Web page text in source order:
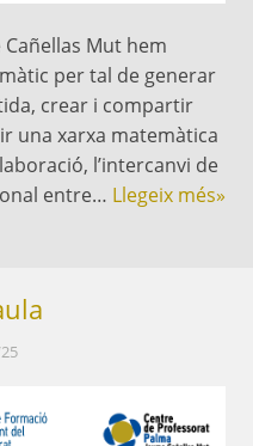
Cañellas Mut hem
per tal de generar
crear i compartir
una xarxa matemàtica
l’intercanvi de
entre… Llegeix més»